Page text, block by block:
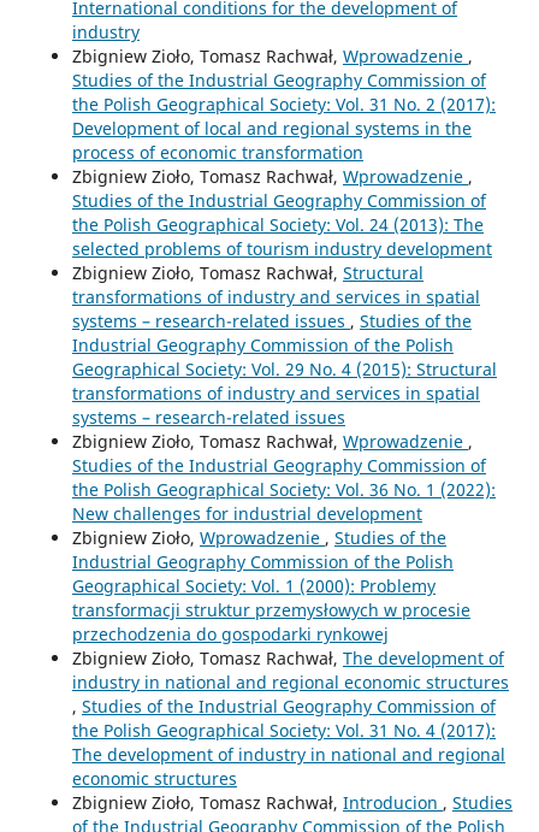
International conditions for the development of
industry
Zbigniew Zioło, Tomasz Rachwał, Wprowadzenie ,
Studies of the Industrial Geography Commission of
the Polish Geographical Society: Vol. 31 No. 2 (2017):
Development of local and regional systems in the
process of economic transformation
Zbigniew Zioło, Tomasz Rachwał, Wprowadzenie ,
Studies of the Industrial Geography Commission of
the Polish Geographical Society: Vol. 24 (2013): The
selected problems of tourism industry development
Zbigniew Zioło, Tomasz Rachwał, Structural
transformations of industry and services in spatial
systems – research-related issues , Studies of the
Industrial Geography Commission of the Polish
Geographical Society: Vol. 29 No. 4 (2015): Structural
transformations of industry and services in spatial
systems – research-related issues
Zbigniew Zioło, Tomasz Rachwał, Wprowadzenie ,
Studies of the Industrial Geography Commission of
the Polish Geographical Society: Vol. 36 No. 1 (2022):
New challenges for industrial development
Zbigniew Zioło, Wprowadzenie , Studies of the
Industrial Geography Commission of the Polish
Geographical Society: Vol. 1 (2000): Problemy
transformacji struktur przemysłowych w procesie
przechodzenia do gospodarki rynkowej
Zbigniew Zioło, Tomasz Rachwał, The development of
industry in national and regional economic structures
, Studies of the Industrial Geography Commission of
the Polish Geographical Society: Vol. 31 No. 4 (2017):
The development of industry in national and regional
economic structures
Zbigniew Zioło, Tomasz Rachwał, Introducion , Studies
of the Industrial Geography Commission of the Polish